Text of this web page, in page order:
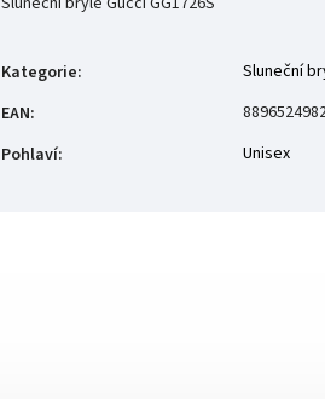
Kategorie:
Sluneční
EAN:
Pohlaví: Unisex